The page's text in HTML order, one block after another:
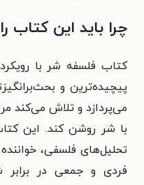
چرا باید این کتاب
کتاب فلسفه شر با
پیچیده‌ترین و
می‌پردازد و تلاش می‌کند
با شر روشن کند. این
تحلیل‌های فلسفی،
فردی و جمعی در